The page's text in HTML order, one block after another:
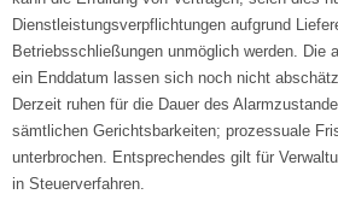
Dienstleistungsverpflichtungen aufgrund
Betriebsschließungen unmöglich werden. Die
ein Enddatum lassen sich noch nicht
Derzeit ruhen für die Dauer des
sämtlichen Gerichtsbarkeiten; prozessuale
unterbrochen. Entsprechendes gilt für
in Steuerverfahren.